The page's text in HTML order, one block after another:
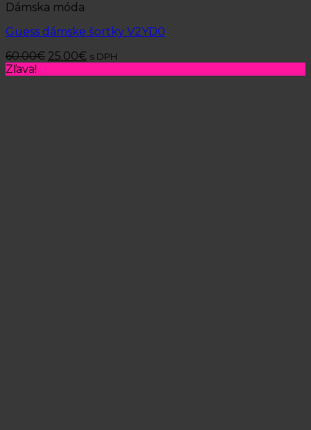
Dámska móda
Guess dámske šortky V2YD0
60.00€ 25.00€ s DPH
Zľava!